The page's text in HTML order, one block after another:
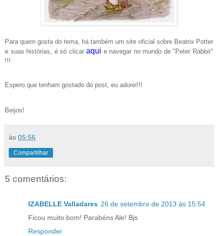
Para quem gosta do tema, há também um site oficial sobre Beatrix Potter
e suas histórias, é só clicaraqui e navegar no mundo de "Peter Rabbit"
!!!
Espero que tenham gostado do post, eu adorei!!!
Beijos!
às 05:56
Compartilhar
5 comentários:
IZABELLE Valladares 26 de setembro de 2013 às 15:54
Ficou muito bom! Parabéns Ale! Bjs
Responder